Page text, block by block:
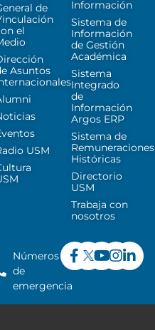
de
el
Asuntos
USM
Información
Sistema de
Información
de Gestión
Académica
Sistema
Integrado
de
Información
Argos ERP
Sistema de
Remuneraciones
Históricas
Directorio
USM
Trabaja con
nosotros
Números
de
emergencia